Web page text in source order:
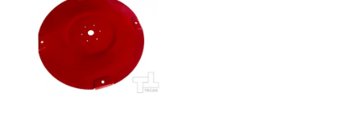
Nejprodávanější
Abecedně